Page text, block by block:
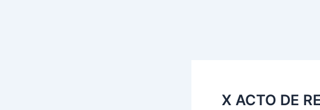
X ACTO DE